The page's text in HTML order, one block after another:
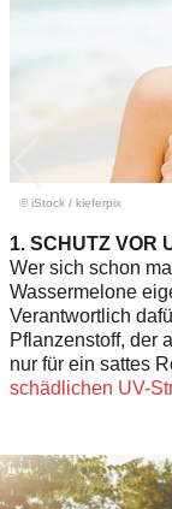
© iStock / kieferpix
1. SCHUTZ VOR
Wer sich schon
Wassermelone
Verantwortlich
Pflanzenstoff, der
nur für ein sattes
schädlichen UV-